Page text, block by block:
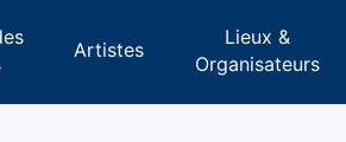
Artistes
Lieux &
Organisateurs